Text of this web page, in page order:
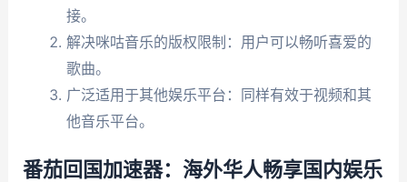
接。
解决咪咕音乐的版权限制：用户可以畅听喜爱的
歌曲。
广泛适用于其他娱乐平台：同样有效于视频和其
他音乐平台。
番茄回国加速器：海外华人畅享国内娱乐